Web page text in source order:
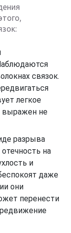
связок.
легкое
выражен не
разрыва
на
и
даже
они
перенести